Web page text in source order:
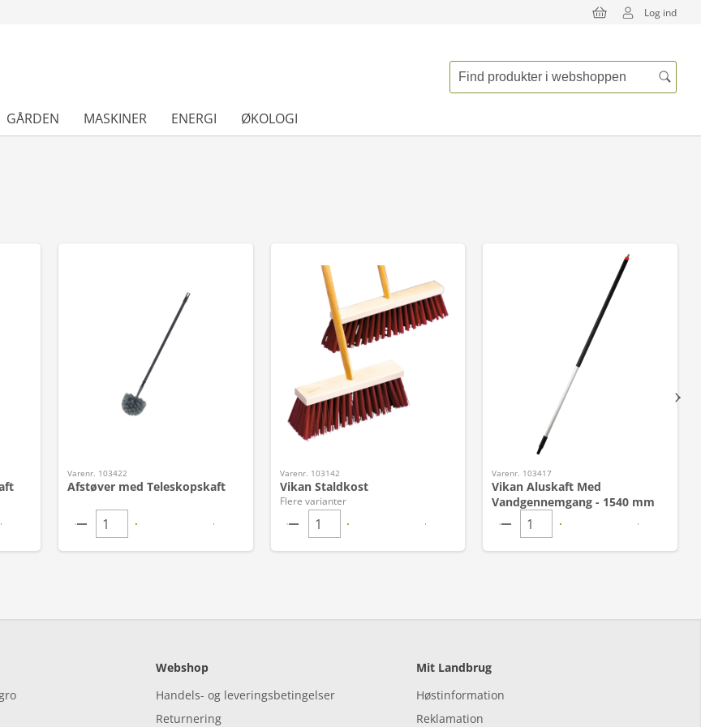
Log ind
GÅRDEN MASKINER ENERGI ØKOLOGI
Varenr. 103422
Afstøver med Teleskopskaft
Varenr. 103142
Vikan Staldkost
Flere varianter
Varenr. 103417
Vikan Aluskaft Med
Vandgennemgang - 1540 mm
Webshop
Handels- og leveringsbetingelser
Returnering
Mit Landbrug
Høstinformation
Reklamation